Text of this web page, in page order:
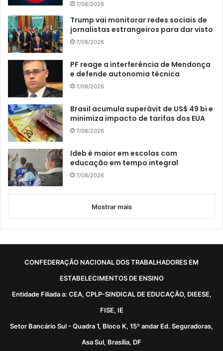
7/08/2026
Trump vai monitorar redes sociais de
jornalistas estrangeiros para dar visto
7/08/2026
PF reage a interferência de Mendonça
e defende autonomia técnica
7/08/2026
Brasil acumula superávit de US$ 49 bi e
minimiza impacto de tarifas dos EUA
7/08/2026
Ideb é maior em escolas com
educação em tempo integral
7/08/2026
Mostrar mais
CONFEDERAÇÃO NACIONAL DOS TRABALHADORES EM
ESTABELECIMENTOS DE ENSINO
Entidade Filiada a: CEA, CPLP-SINDICAL DE EDUCAÇÃO, DIEESE,
FISE, IE
Setor Bancário Sul - Quadra 1, Bloco K, 15º andar Ed. Seguradoras,
Asa Sul, Brasília, DF